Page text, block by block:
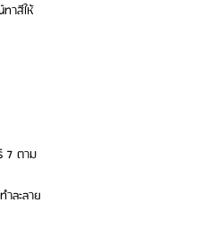
าสีให้
7 ตาม
ำละลาย